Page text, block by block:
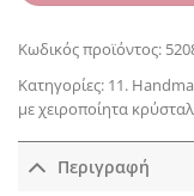
Κωδικός προϊόντος:
Κατηγορίες: 11.
με χειροποίητα
Περιγραφή